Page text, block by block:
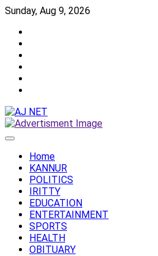
Skip
content
Sunday, Aug 9, 2026
Home
KANNUR
POLITICS
IRITTY
EDUCATION
ENTERTAINMENT
SPORTS
HEALTH
OBITUARY